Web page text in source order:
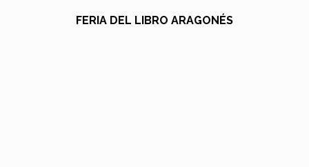
FERIA DEL LIBRO ARAGONÉS